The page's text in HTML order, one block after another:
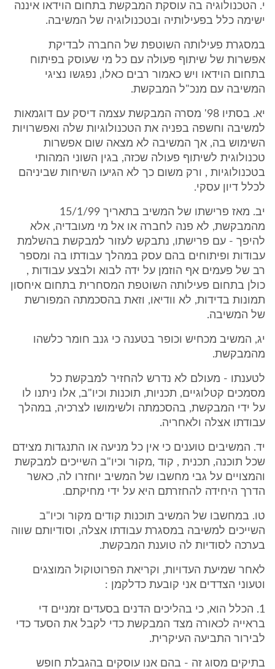
י. הטכנולוגיה בה עוסקת המבקשת בתחום הוידאו איננה
ישימה כלל בפעילותיה ובטכנולוגיה של המשיבה.
במסגרת פעילותה השוטפת של החברה לבדיקת
אפשרות של שיתוף פעולה עם כל מי שעוסק בפיתוח
בתחום הוידאו ויש כאמור רבים כאלו, נפגשו נציגי
המשיבה עם מנכ"ל המבקשת.
יא. בסתיו 98' מסרה המבקשת עצמה דיסק עם דוגמאות
למשיבה וחשפה בפניה את הטכנולוגיות שלה ואפשרויות
השימוש בה, אך המשיבה לא מצאה שום אפשרות
טכנולוגית לשיתוף פעולה שכזה, בגין השוני המהותי
בטכנולוגיות , ורק משום כך לא הגיעו השיחות שביניהם
לכלל דיון עסקי.
יב. מאז פרישתו של המשיב בתאריך 15/1/99
מהמבקשת, לא פנה לחברה או אל מי מעובדיה, אלא
להיפך - עם פרישתו, נתבקש לעזור למבקשת בהשלמת
עבודות ופיתוחים בהם עסק במהלך עבודתו בה ומספר
רב של פעמים אף הוזמן על ידה לבוא ולבצע עבודות ,
כולן בתחום פעילותה השוטפת המסחרית בתחום איחסון
תמונות בדידות, לא וודיאו, וזאת בהסכמתה המפורשת
של המשיבה.
יג, המשיב מכחיש וכופר בטענה כי גנב חומר כלשהו
מהמבקשת.
לטענתו - מעולם לא נדרש להחזיר למבקשת כל
מסמכים קטלוגיים, תכניות, תוכנות וכיו"ב, אלו ניתנו לו
על ידי המבקשת, בהסכמתה ולשימושו לצרכיה, במהלך
עבודתו אצלה ולאחריה.
יד. המשיבים טוענים כי אין כל מניעה או התנגדות מצידם
שכל תוכנה, תכנית , קוד ,מקור וכיו"ב השייכים למבקשת
והמצויים על גבי מחשבו של המשיב יוחזרו לה, כאשר
הדרך היחידה להחזרתם היא על ידי מחיקתם.
טו. במחשבו של המשיב תוכנות קודים מקור וכיו"ב
השייכים למשיבה במסגרת עבודתו אצלה, וסודיותם שווה
בערכה לסודיות לה טוענת המבקשת.
לאחר שמיעת העדויות, וקריאת הפרוטוקול המוצגים
וטעוני הצדדים אני קובעת כדלקמן :
1. הכלל הוא, כי בהליכים הדנים בסעדים זמניים די
בראייה לכאורה מצד המבקשת כדי לקבל את הסעד כדי
לבירור התביעה העיקרית.
בתיקים מסוג זה - בהם אנו עוסקים בהגבלת חופש